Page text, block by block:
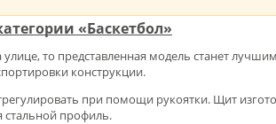
«Баскетбол»
то представленная модель станет
конструкции.
при помощи рукоятки. Щит
стальной профиль.